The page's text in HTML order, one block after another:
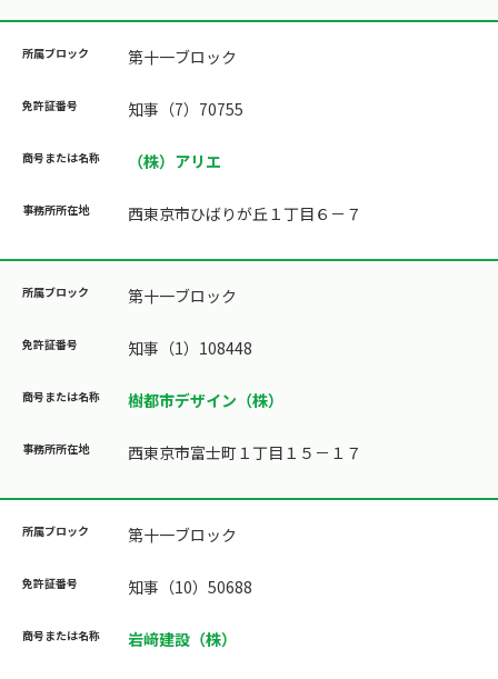
第十一ブロック
知事（7）70755
（株）アリエ
西東京市ひばりが丘１丁目６－７
第十一ブロック
知事（1）108448
樹都市デザイン（株）
西東京市富士町１丁目１５－１７
第十一ブロック
知事（10）50688
岩﨑建設（株）